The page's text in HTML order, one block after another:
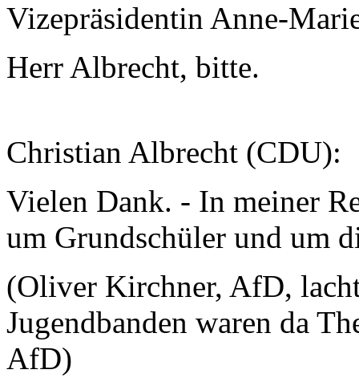
Vizepräsidentin Anne-
Herr Albrecht, bitte.
Christian Albrecht (CDU):
Vielen Dank. - In meiner
um Grundschüler und um
(Oliver Kirchner, AfD,
Jugendbanden waren da
AfD)